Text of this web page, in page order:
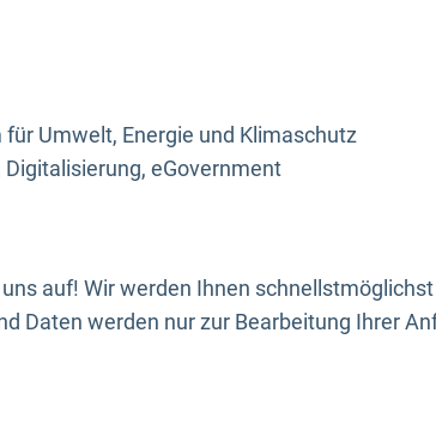
Umwelt, Energie und Klimaschutz
eGovernment
auf! Wir werden Ihnen
Daten werden nur zur Bearbeitung Ihrer